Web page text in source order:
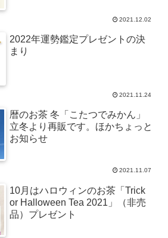
2021.12.02
2022年運勢鑑定プレゼントの決
まり
2021.11.24
暦のお茶 冬「こたつでみかん」
立冬より再販です。ほかちょっと
お知らせ
2021.11.07
10月はハロウィンのお茶「Trick
or Halloween Tea 2021」（非売
品）プレゼント